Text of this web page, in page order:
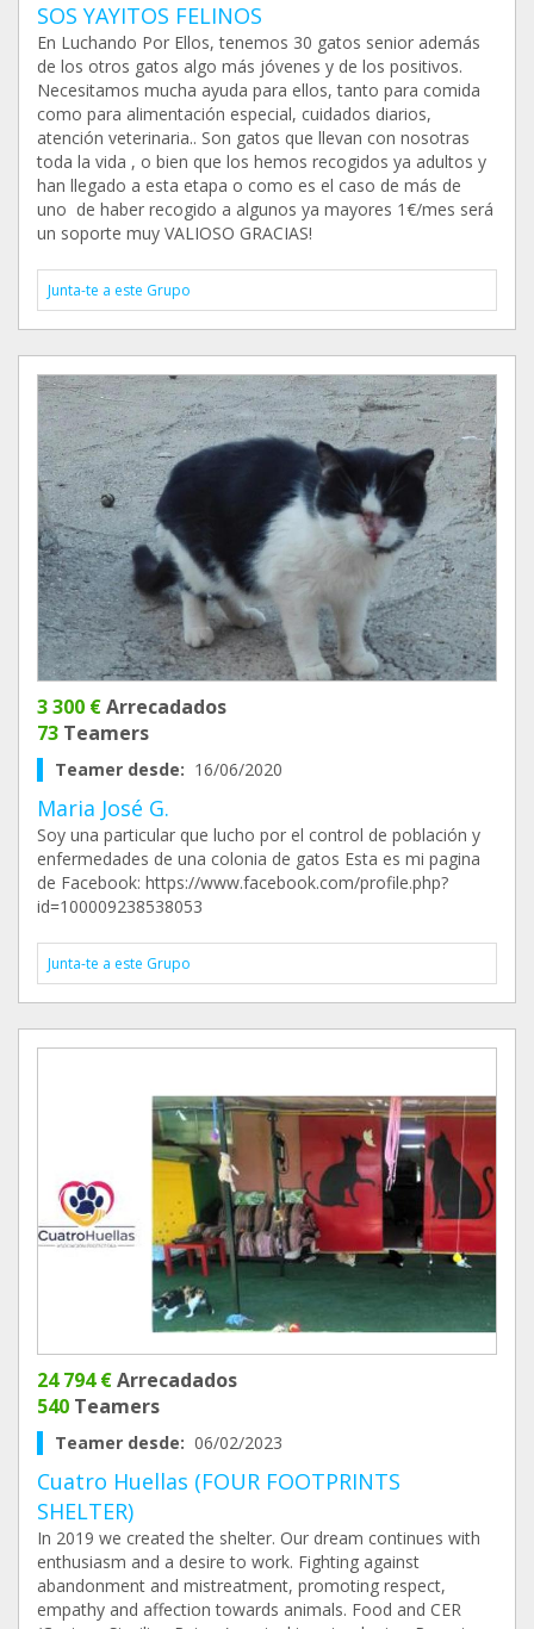
SOS YAYITOS FELINOS
En Luchando Por Ellos, tenemos 30 gatos senior además
de los otros gatos algo más jóvenes y de los positivos.
Necesitamos mucha ayuda para ellos, tanto para comida
como para alimentación especial, cuidados diarios,
atención veterinaria.. Son gatos que llevan con nosotras
toda la vida , o bien que los hemos recogidos ya adultos y
han llegado a esta etapa o como es el caso de más de
uno de haber recogido a algunos ya mayores 1€/mes será
un soporte muy VALIOSO GRACIAS!
Junta-te a este Grupo
3 300 €Arrecadados
73 Teamers
Teamer desde: 16/06/2020
Maria José G.
Soy una particular que lucho por el control de población y
enfermedades de una colonia de gatos Esta es mi pagina
de Facebook: https://www.facebook.com/profile.php?
id=100009238538053
Junta-te a este Grupo
24 794 €Arrecadados
540 Teamers
Teamer desde: 06/02/2023
Cuatro Huellas (FOUR FOOTPRINTS
SHELTER)
In 2019 we created the shelter. Our dream continues with
enthusiasm and a desire to work. Fighting against
abandonment and mistreatment, promoting respect,
empathy and affection towards animals. Food and CER